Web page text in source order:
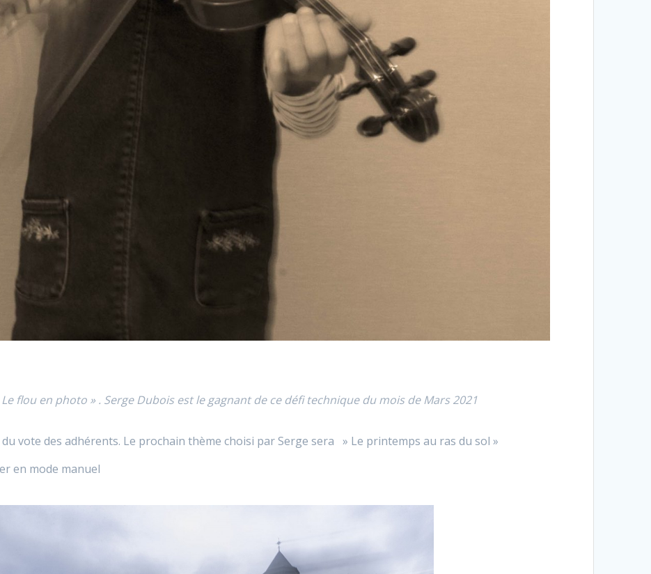
flou en photo » . Serge Dubois est le gagnant de ce défi technique du mois de Mars 2021
du vote des adhérents. Le prochain thème choisi par Serge sera » Le printemps au ras du sol »
en mode manuel